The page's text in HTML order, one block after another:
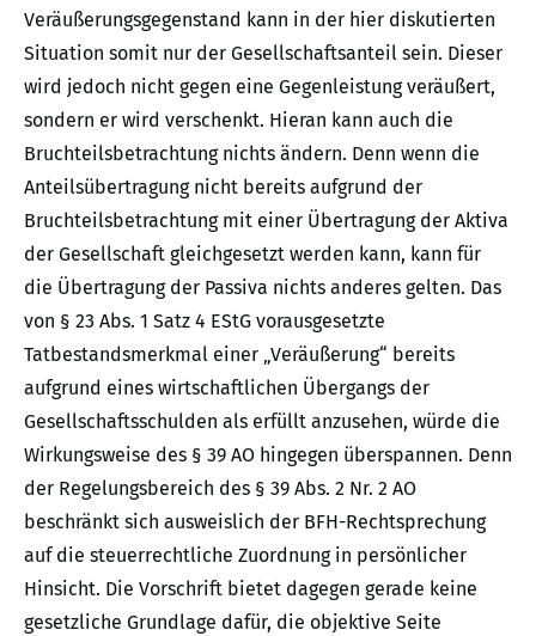
Veräußerungsgegenstand kann in der hier diskutierten
Situation somit nur der Gesellschaftsanteil sein. Dieser
wird jedoch nicht gegen eine Gegenleistung veräußert,
sondern er wird verschenkt. Hieran kann auch die
Bruchteilsbetrachtung nichts ändern. Denn wenn die
Anteilsübertragung nicht bereits aufgrund der
Bruchteilsbetrachtung mit einer Übertragung der Aktiva
der Gesellschaft gleichgesetzt werden kann, kann für
die Übertragung der Passiva nichts anderes gelten. Das
von § 23 Abs. 1 Satz 4 EStG vorausgesetzte
Tatbestandsmerkmal einer „Veräußerung“ bereits
aufgrund eines wirtschaftlichen Übergangs der
Gesellschaftsschulden als erfüllt anzusehen, würde die
Wirkungsweise des § 39 AO hingegen überspannen. Denn
der Regelungsbereich des § 39 Abs. 2 Nr. 2 AO
beschränkt sich ausweislich der BFH-Rechtsprechung
auf die steuerrechtliche Zuordnung in persönlicher
Hinsicht. Die Vorschrift bietet dagegen gerade keine
gesetzliche Grundlage dafür, die objektive Seite